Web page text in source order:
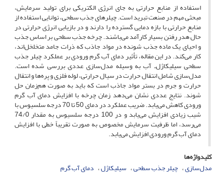
استفاده از منابع حرارتی به جای انرژی الکتریکی برای تولید سرمایش،
مبحثی مهم در صنعت تبرید است. چیلرهای جذب سطحی، توانایی استفاده از
منابع حرارتی با بازه دمایی گسترده را دارند و در بازیابی انرژی حرارتی در
حال هدر رفتن بسیار کارآمد می‌باشند. چرخه جذب سطحی بر اساس جذب
و احیای یک ماده جذب شونده در مواد جاذب که ذرات جامد متخلخل‌اند،
کار می‌کند. در این مقاله، تأثیر دمای آب گرم ورودی بر عملکرد چیلر جذب
سطحی سیلیکاژل‌ـ آب به وسیله مدل‌سازی عددی بررسی شده است.
مدل‌سازی شامل انتقال حرارت در سیال حرارتی، لوله فلزی و پره‌ها و انتقال
حرارت و جرم در بستر مواد جاذب است که باید به‌ صورت هم‌زمان حل
شوند. نتایج عددی نشان می‌دهد زمان چرخه با افزایش دمای آب گرم
ورودی کاهش می‌یابد. ضریب عملکرد در دمای 50 تا 70 درجه سلسیوس با
شیب زیادی افزایش می‌یابد و در 100 درجه سلسیوس به مقدار 74/0
می‌رسد، اما ظرفیت سرمایش مخصوص به ‌صورت تقریباً خطی با افزایش
دمای آب گرم ورودی افزایش می‌یابد.
کلیدواژه‌ها
مدل‌سازی چیلر جذب سطحی سیلیکاژل دمای آب گرم